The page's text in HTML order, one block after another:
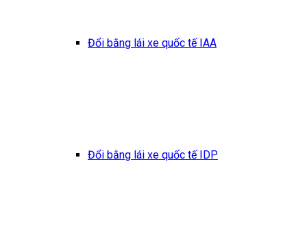
Đổi bằng lái xe quốc tế IAA
Đổi bằng lái xe quốc tế IDP